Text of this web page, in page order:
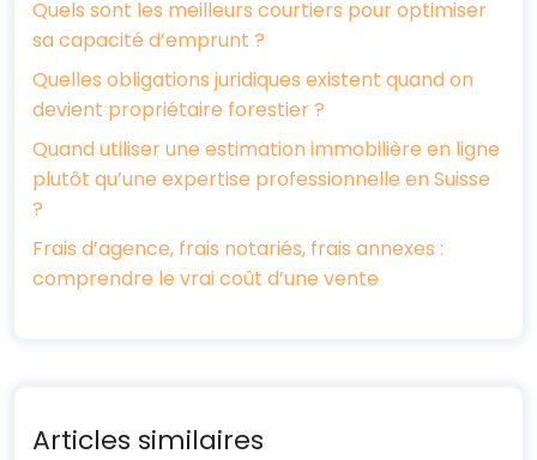
Quels sont les meilleurs courtiers pour optimiser
sa capacité d’emprunt ?
Quelles obligations juridiques existent quand on
devient propriétaire forestier ?
Quand utiliser une estimation immobilière en ligne
plutôt qu’une expertise professionnelle en Suisse
?
Frais d’agence, frais notariés, frais annexes :
comprendre le vrai coût d’une vente
Articles similaires